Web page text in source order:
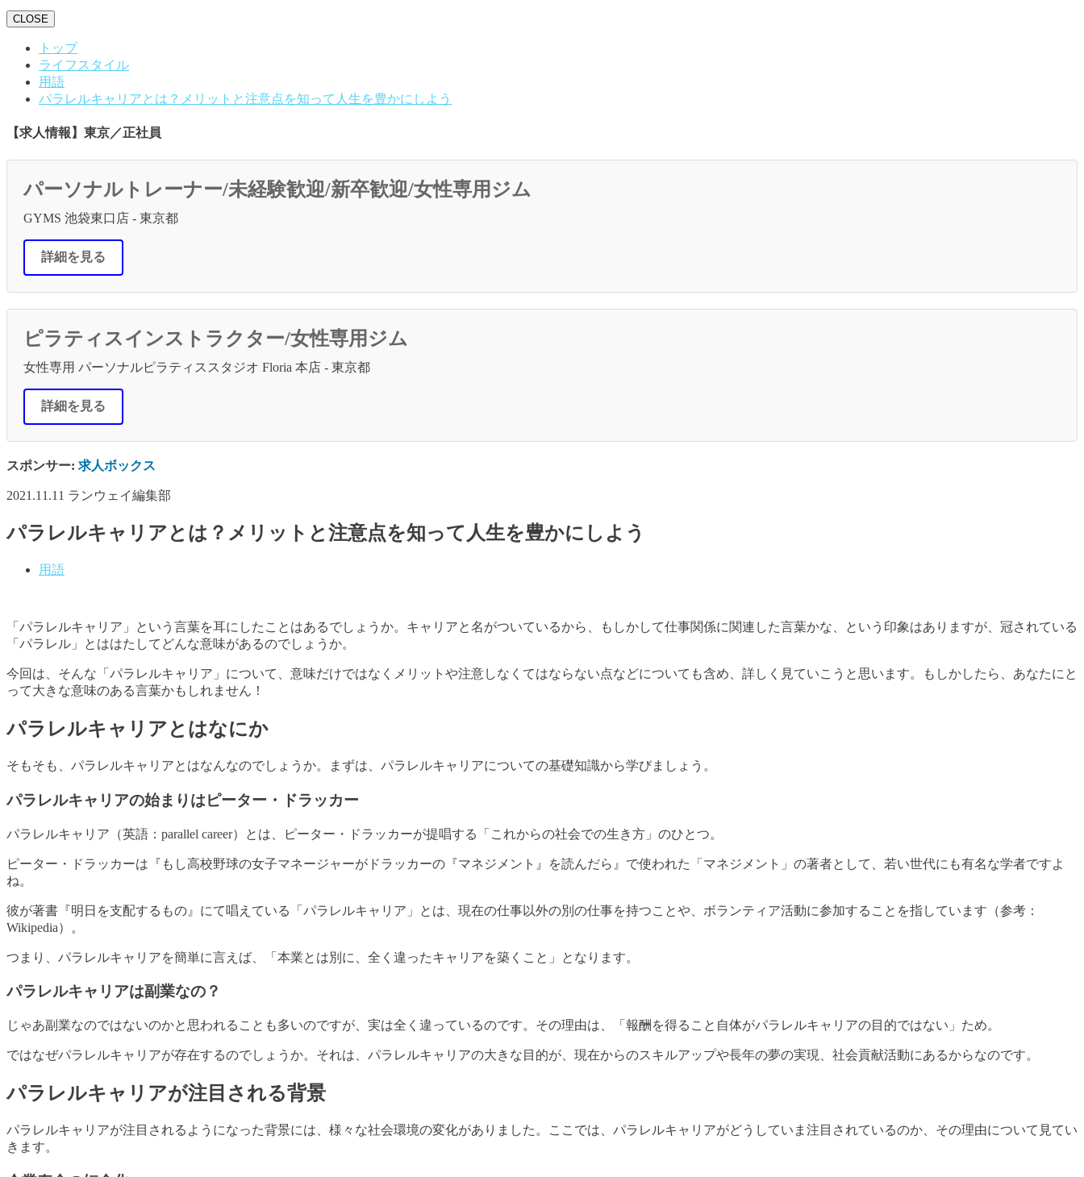
CLOSE
トップ
ライフスタイル
用語
パラレルキャリアとは？メリットと注意点を知って人生を豊かにしよう
【求人情報】東京／正社員
パーソナルトレーナー/未経験歓迎/新卒歓迎/女性専用ジム
GYMS 池袋東口店 - 東京都
詳細を見る
ピラティスインストラクター/女性専用ジム
女性専用 パーソナルピラティススタジオ Floria 本店 - 東京都
詳細を見る
スポンサー: 求人ボックス
2021.11.11 ランウェイ編集部
パラレルキャリアとは？メリットと注意点を知って人生を豊かにしよう
用語
「パラレルキャリア」という言葉を耳にしたことはあるでしょうか。キャリアと名がついているから、もしかして仕事関係に関連した言葉かな、という印象はありますが、冠されている
「パラレル」とははたしてどんな意味があるのでしょうか。
今回は、そんな「パラレルキャリア」について、意味だけではなくメリットや注意しなくてはならない点などについても含め、詳しく見ていこうと思います。もしかしたら、あなたにと
って大きな意味のある言葉かもしれません！
パラレルキャリアとはなにか
そもそも、パラレルキャリアとはなんなのでしょうか。まずは、パラレルキャリアについての基礎知識から学びましょう。
パラレルキャリアの始まりはピーター・ドラッカー
パラレルキャリア（英語：parallel career）とは、ピーター・ドラッカーが提唱する「これからの社会での生き方」のひとつ。
ピーター・ドラッカーは『もし高校野球の女子マネージャーがドラッカーの『マネジメント』を読んだら』で使われた「マネジメント」の著者として、若い世代にも有名な学者ですよ
ね。
彼が著書『明日を支配するもの』にて唱えている「パラレルキャリア」とは、現在の仕事以外の別の仕事を持つことや、ボランティア活動に参加することを指しています（参考：
Wikipedia）。
つまり、パラレルキャリアを簡単に言えば、「本業とは別に、全く違ったキャリアを築くこと」となります。
パラレルキャリアは副業なの？
じゃあ副業なのではないのかと思われることも多いのですが、実は全く違っているのです。その理由は、「報酬を得ること自体がパラレルキャリアの目的ではない」ため。
ではなぜパラレルキャリアが存在するのでしょうか。それは、パラレルキャリアの大きな目的が、現在からのスキルアップや長年の夢の実現、社会貢献活動にあるからなのです。
パラレルキャリアが注目される背景
パラレルキャリアが注目されるようになった背景には、様々な社会環境の変化がありました。ここでは、パラレルキャリアがどうしていま注目されているのか、その理由について見てい
きます。